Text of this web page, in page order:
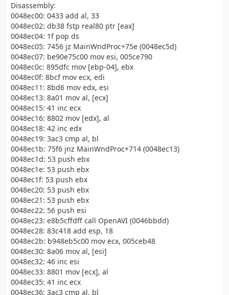
Disassembly:
0048ec00: 0433 add al, 33
0048ec02: db38 fstp real80 ptr [eax]
0048ec04: 1f pop ds
0048ec05: 7456 jz MainWndProc+75e (0048ec5d)
0048ec07: be90e75c00 mov esi, 005ce790
0048ec0c: 895dfc mov [ebp-04], ebx
0048ec0f: 8bcf mov ecx, edi
0048ec11: 8bd6 mov edx, esi
0048ec13: 8a01 mov al, [ecx]
0048ec15: 41 inc ecx
0048ec16: 8802 mov [edx], al
0048ec18: 42 inc edx
0048ec19: 3ac3 cmp al, bl
0048ec1b: 75f6 jnz MainWndProc+714 (0048ec13)
0048ec1d: 53 push ebx
0048ec1e: 53 push ebx
0048ec1f: 53 push ebx
0048ec20: 53 push ebx
0048ec21: 53 push ebx
0048ec22: 56 push esi
0048ec23: e8b5cffdff call OpenAVI (0046bbdd)
0048ec28: 83c418 add esp, 18
0048ec2b: b948eb5c00 mov ecx, 005ceb48
0048ec30: 8a06 mov al, [esi]
0048ec32: 46 inc esi
0048ec33: 8801 mov [ecx], al
0048ec35: 41 inc ecx
0048ec36: 3ac3 cmp al, bl